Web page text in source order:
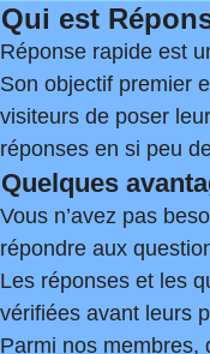
Qui est
Réponse rapide est
Son objectif premier
visiteurs de poser
réponses en si peu
Quelques
Vous n’avez pas
répondre aux
Les réponses et les
vérifiées avant leurs
Parmi nos membres,